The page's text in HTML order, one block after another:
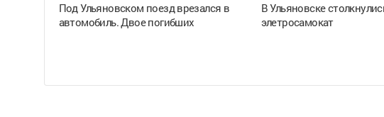
Под Ульяновском поезд врезался в
автомобиль. Двое погибших
В Ульяновске
элетросамокат